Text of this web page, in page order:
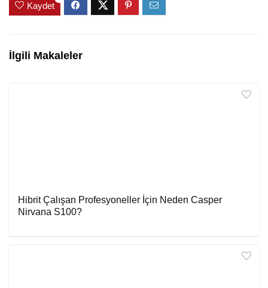
Kaydet
İlgili Makaleler
Hibrit Çalışan Profesyoneller İçin Neden Casper
Nirvana S100?